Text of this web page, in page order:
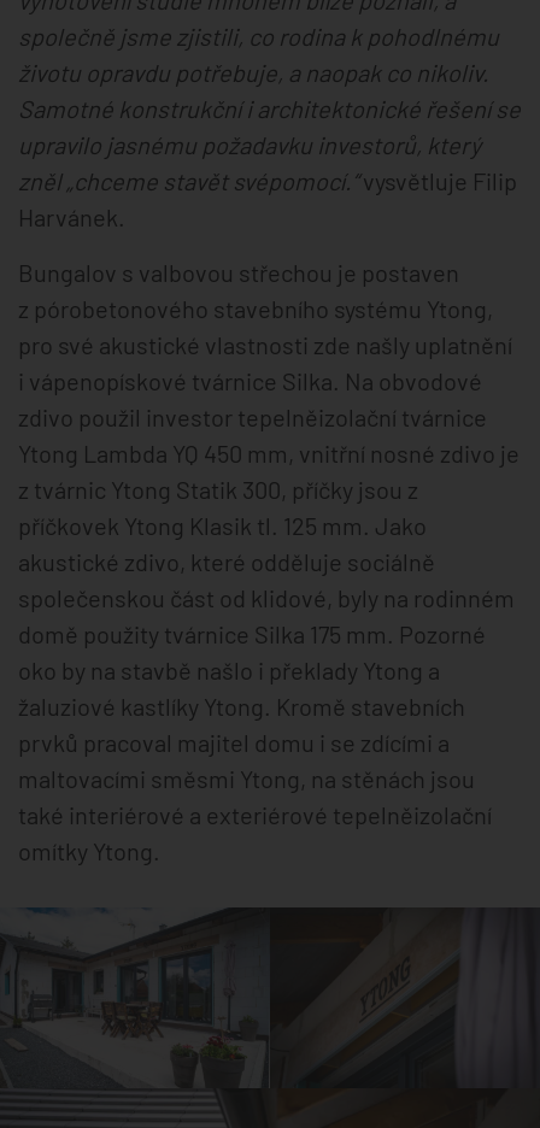
společně jsme zjistili, co rodina k pohodlnému
životu opravdu potřebuje, a naopak co nikoliv.
Samotné konstrukční i architektonické řešení se
upravilo jasnému požadavku investorů, který
zněl „chceme stavět svépomocí.“vysvětluje Filip
Harvánek.
Bungalov s valbovou střechou je postaven
z pórobetonového stavebního systému Ytong,
pro své akustické vlastnosti zde našly uplatnění
i vápenopískové tvárnice Silka. Na obvodové
zdivo použil investor tepelněizolační tvárnice
Ytong Lambda YQ 450 mm, vnitřní nosné zdivo je
z tvárnic Ytong Statik 300, příčky jsou z
příčkovek Ytong Klasik tl. 125 mm. Jako
akustické zdivo, které odděluje sociálně
společenskou část od klidové, byly na rodinném
domě použity tvárnice Silka 175 mm. Pozorné
oko by na stavbě našlo i překlady Ytong a
žaluziové kastlíky Ytong. Kromě stavebních
prvků pracoval majitel domu i se zdícími a
maltovacími směsmi Ytong, na stěnách jsou
také interiérové a exteriérové tepelněizolační
omítky Ytong.